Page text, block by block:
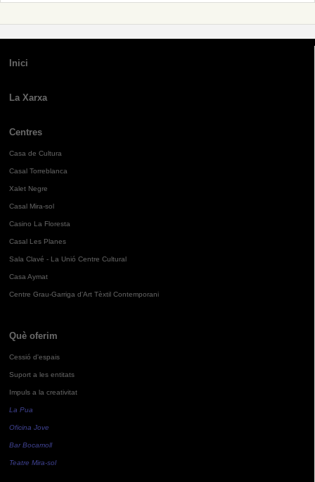
Inici
La Xarxa
Centres
Casa de Cultura
Casal Torreblanca
Xalet Negre
Casal Mira-sol
Casino La Floresta
Casal Les Planes
Sala Clavé - La Unió Centre Cultural
Casa Aymat
Centre Grau-Garriga d'Art Tèxtil Contemporani
Què oferim
Cessió d'espais
Suport a les entitats
Impuls a la creativitat
La Pua
Oficina Jove
Bar Bocamoll
Teatre Mira-sol